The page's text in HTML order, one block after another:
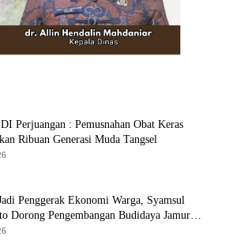
Perjuangan : Pemusnahan Obat Keras
Ribuan Generasi Muda Tangsel
Penggerak Ekonomi Warga, Syamsul
Dorong Pengembangan Budidaya Jamur
Serpong